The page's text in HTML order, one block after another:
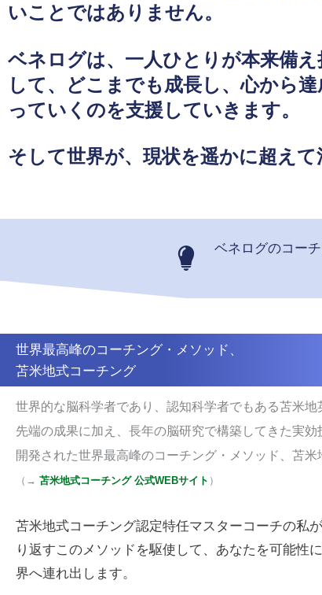
いことではありません。
ベネログは、一人ひとりが本来備
して、どこまでも成長し、心から
っていくのを支援していきます。
そして世界が、現状を遥かに超え
ベネログのコー
世界最高峰のコーチング・メソッド、
苫米地式コーチング
世界的な脳科学者であり、認知科学者でもある苫米
先端の成果に加え、長年の脳研究で構築してきた実効
開発された世界最高峰のコーチング・メソッド、苫米
（ → 苫米地式コーチング 公式WEBサイト ）
苫米地式コーチング認定特任マスターコーチの私が
り返すこのメソッドを駆使して、 あなたを可能性
界へ連れ出します。